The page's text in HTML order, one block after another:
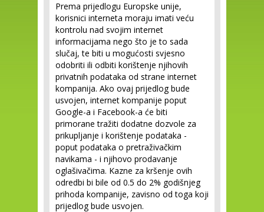
Prema prijedlogu Europske unije,
korisnici interneta moraju imati veću
kontrolu nad svojim internet
informacijama nego što je to sada
slučaj, te biti u mogućosti svjesno
odobriti ili odbiti korištenje njihovih
privatnih podataka od strane internet
kompanija. Ako ovaj prijedlog bude
usvojen, internet kompanije poput
Google-a i Facebook-a će biti
primorane tražiti dodatne dozvole za
prikupljanje i korištenje podataka -
poput podataka o pretraživačkim
navikama - i njihovo prodavanje
oglašivačima. Kazne za kršenje ovih
odredbi bi bile od 0.5 do 2% godišnjeg
prihoda kompanije, zavisno od toga koji
prijedlog bude usvojen.